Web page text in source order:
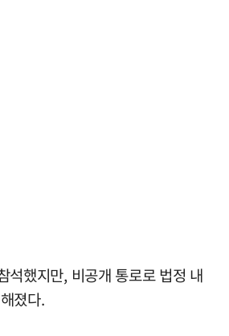
석했지만, 비공개 통로로 법정 내
졌다.